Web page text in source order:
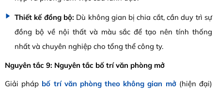
Thiết kế đồng bộ: Dù không gian bị chia cắt, cần duy trì sự
đồng bộ về nội thất và màu sắc để tạo nên tính thống
nhất và chuyên nghiệp cho tổng thể công ty.
Nguyên tắc 9: Nguyên tắc bố trí văn phòng mở
Giải pháp bố trí văn phòng theo không gian mở (hiện đại)